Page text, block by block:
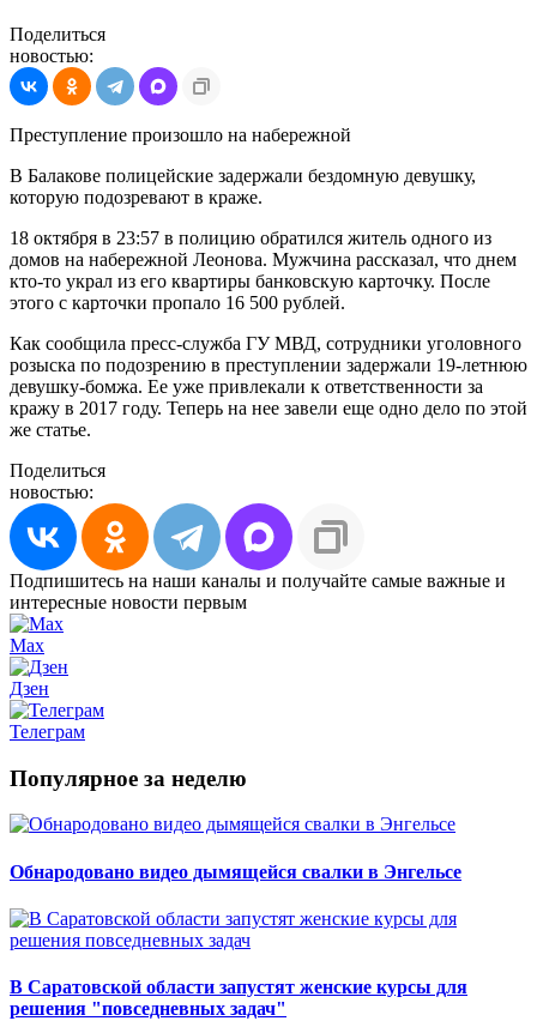
Поделиться
новостью:
Преступление произошло на набережной
В Балакове полицейские задержали бездомную девушку,
которую подозревают в краже.
18 октября в 23:57 в полицию обратился житель одного из
домов на набережной Леонова. Мужчина рассказал, что днем
кто-то украл из его квартиры банковскую карточку. После
этого с карточки пропало 16 500 рублей.
Как сообщила пресс-служба ГУ МВД, сотрудники уголовного
розыска по подозрению в преступлении задержали 19-летнюю
девушку-бомжа. Ее уже привлекали к ответственности за
кражу в 2017 году. Теперь на нее завели еще одно дело по этой
же статье.
Поделиться
новостью:
Подпишитесь на наши каналы и получайте самые важные и
интересные новости первым
Max
Дзен
Телеграм
Популярное за неделю
Обнародовано видео дымящейся свалки в Энгельсе
В Саратовской области запустят женские курсы для
решения "повседневных задач"